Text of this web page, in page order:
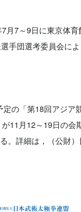
月7～9日に東京体育
手団選考委員会に
の「第18回アジア
11月12～19日の会
。詳細は，（公財